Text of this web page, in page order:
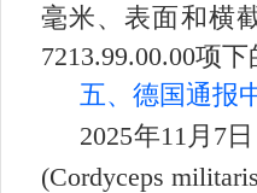
毫米、表面和横
7213.99.00.00项下
五、德国通报
2025年11月7
(Cordyceps